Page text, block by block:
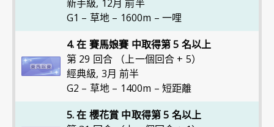
新手級, 12月 前半
G1 – 草地 – 1600m – 一哩
4. 在 賽馬娘賽 中取得第 5 名以上
第 29 回合 （上一個回合 + 5）
經典級, 3月 前半
G2 – 草地 – 1400m – 短距離
5. 在 櫻花賞 中取得第 5 名以上